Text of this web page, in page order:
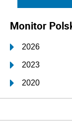
Monitor
2026
2023
2020
2017
2014